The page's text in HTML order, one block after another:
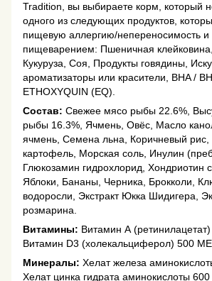
Tradition, вы выбираете корм, который
одного из следующих продуктов,
пищевую аллергию/непереносимость
пищеварением: Пшеничная
Кукуруза, Соя, Продукты говядины,
ароматизаторы или красители, BHA /
ETHOXYQUIN (EQ).
Состав: Свежее мясо рыбы 22.6%,
рыбы 16.3%, Ячмень, Овёс, Масло
ячмень, Семена льна, Коричневый рис,
картофель, Морская соль, Инулин
Глюкозамин гидрохлорид, Хондриотин
Яблоки, Бананы, Черника, Брокколи,
водоросли, Экстракт Юкка Шидигера,
розмарина.
Витамины: Витамин А
Витамин D3 (холекальциферол) 500
Минералы: Хелат железа
Хелат цинка гидрата аминокислоты 600